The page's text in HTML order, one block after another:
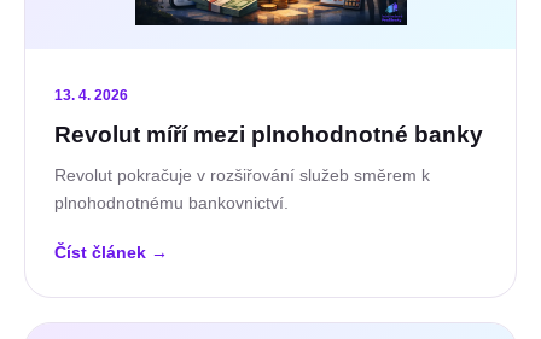
13. 4. 2026
Revolut míří mezi plnohodnotné banky
Revolut pokračuje v rozšiřování služeb směrem k
plnohodnotnému bankovnictví.
Číst článek →